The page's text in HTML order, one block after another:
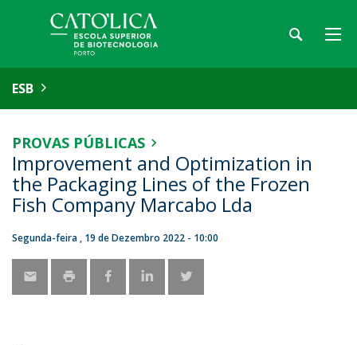
ESB
PROVAS PÚBLICAS
Improvement and Optimization in
the Packaging Lines of the Frozen
Fish Company Marcabo Lda
Segunda-feira , 19 de Dezembro 2022 - 10:00